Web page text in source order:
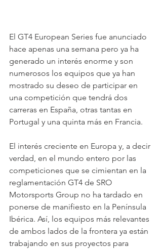
El GT4 European Series fue anunciado
hace apenas una semana pero ya ha
generado un interés enorme y son
numerosos los equipos que ya han
mostrado su deseo de participar en
una competición que tendrá dos
carreras en España, otras tantas en
Portugal y una quinta más en Francia.
El interés creciente en Europa y, a decir
verdad, en el mundo entero por las
competiciones que se cimientan en la
reglamentación GT4 de SRO
Motorsports Group no ha tardado en
ponerse de manifiesto en la Península
Ibérica. Así, los equipos más relevantes
de ambos lados de la frontera ya están
trabajando en sus proyectos para